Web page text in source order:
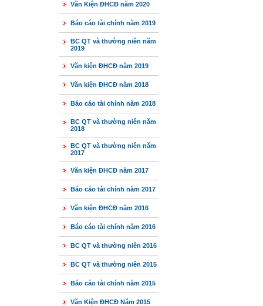
Văn Kiện ĐHCĐ năm 2020
Báo cáo tài chính năm 2019
BC QT và thường niên năm
2019
Văn kiện ĐHCĐ năm 2019
Văn kiện ĐHCĐ năm 2018
Báo cáo tài chính năm 2018
BC QT và thường niên năm
2018
BC QT và thường niên năm
2017
Văn kiện ĐHCĐ năm 2017
Báo cáo tài chính năm 2017
Văn kiện ĐHCĐ năm 2016
Báo cáo tài chính năm 2016
BC QT và thường niên 2016
BC QT và thường niên 2015
Báo cáo tài chính năm 2015
Văn Kiện ĐHCĐ Năm 2015